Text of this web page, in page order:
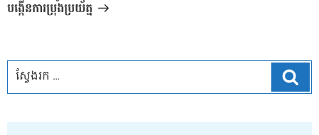
បង្កើនការប្រុងប្រយ័ត្ន